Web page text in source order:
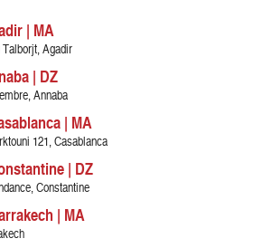
| MA
Agadir
| DZ
Annaba
| MA
121, Casablanca
| DZ
Constantine
| MA